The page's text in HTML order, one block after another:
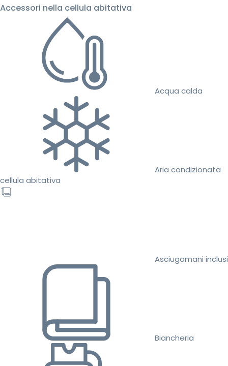
Accessori nella cellula abitativa
Acqua calda
Aria condizionata
cellula abitativa
Asciugamani inclusi
Biancheria